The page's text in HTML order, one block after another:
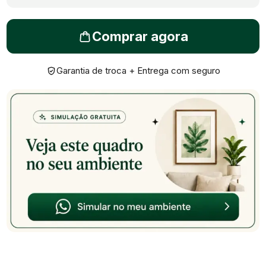
Comprar agora
Garantia de troca + Entrega com seguro